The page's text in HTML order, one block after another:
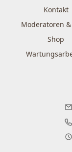
Kontakt
Moderatoren &
Shop